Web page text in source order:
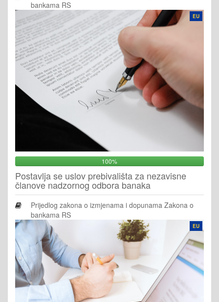
bankama RS
EU
100%
Postavlja se uslov prebivališta za nezavisne
članove nadzornog odbora banaka
Prijedlog zakona o izmjenama i dopunama Zakona o
bankama RS
EU